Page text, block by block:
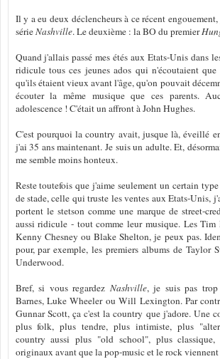
Il y a eu deux déclencheurs à ce récent
sérieNashville. Le deuxième : la BO du premier
Quand j'allais passé mes étés aux Etats-Unis dans
ridicule tous ces jeunes ados qui n'écoutaient que
qu'ils étaient vieux avant l'âge, qu'on pouvait
écouter la même musique que ces parents.
adolescence ! C'était un affront à John Hughes.
C'est pourquoi la country avait, jusque là, éveillé
j'ai 35 ans maintenant. Je suis un adulte. Et,
me semble moins honteux.
Reste toutefois que j'aime seulement un certain
de stade, celle qui truste les ventes aux Etats-Unis,
portent le stetson comme une marque de street-
aussi ridicule - tout comme leur musique. Les
Kenny Chesney ou Blake Shelton, je peux pas.
pour, par exemple, les premiers albums de Taylor
Underwood.
Bref, si vous regardez Nashville, je suis pas trop
Barnes, Luke Wheeler ou Will Lexington. Par
Gunnar Scott, ça c'est la country que j'adore. Une
plus folk, plus tendre, plus intimiste, plus
country aussi plus "old school", plus classique,
originaux avant que la pop-music et le rock viennent